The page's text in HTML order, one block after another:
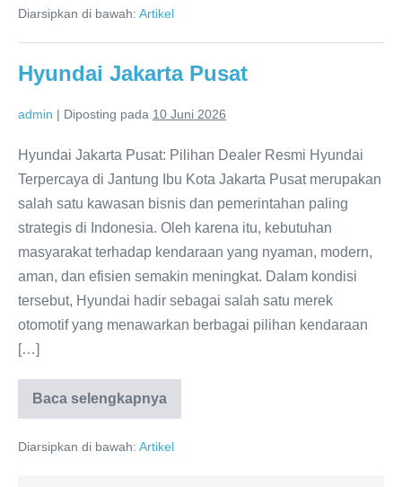
Diarsipkan di bawah: Artikel
Hyundai Jakarta Pusat
admin | Diposting pada 10 Juni 2026
Hyundai Jakarta Pusat: Pilihan Dealer Resmi Hyundai
Terpercaya di Jantung Ibu Kota Jakarta Pusat merupakan
salah satu kawasan bisnis dan pemerintahan paling
strategis di Indonesia. Oleh karena itu, kebutuhan
masyarakat terhadap kendaraan yang nyaman, modern,
aman, dan efisien semakin meningkat. Dalam kondisi
tersebut, Hyundai hadir sebagai salah satu merek
otomotif yang menawarkan berbagai pilihan kendaraan
[…]
Baca selengkapnya
Hyundai
Jakarta
Diarsipkan di bawah: Artikel